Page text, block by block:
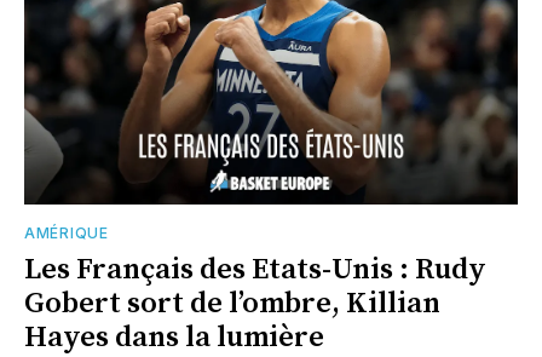
AMÉRIQUE
Les Français des Etats-Unis : Rudy
Gobert sort de l’ombre, Killian
Hayes dans la lumière